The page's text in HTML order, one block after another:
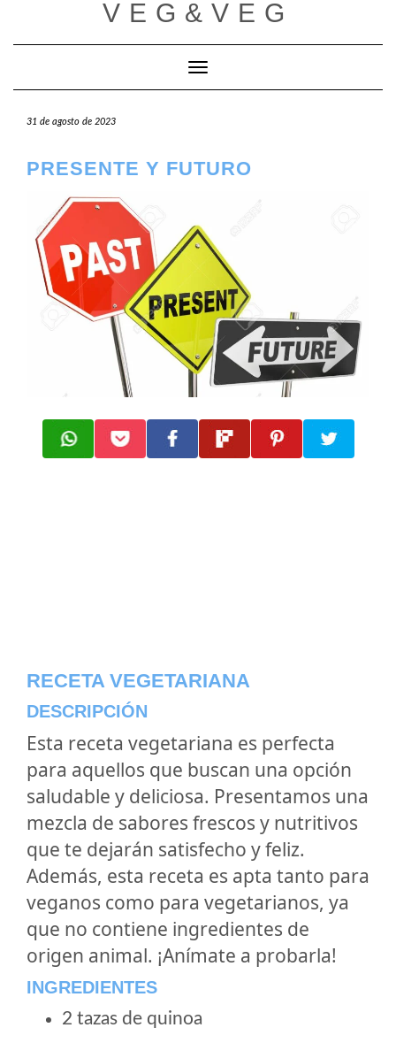
contenido
VEG&VEG
Cambiar modo de navegación
31 de agosto de 2023
PRESENTE Y FUTURO
RECETA VEGETARIANA
DESCRIPCIÓN
Esta receta vegetariana es perfecta
para aquellos que buscan una opción
saludable y deliciosa. Presentamos una
mezcla de sabores frescos y nutritivos
que te dejarán satisfecho y feliz.
Además, esta receta es apta tanto para
veganos como para vegetarianos, ya
que no contiene ingredientes de
origen animal. ¡Anímate a probarla!
INGREDIENTES
2 tazas de quinoa